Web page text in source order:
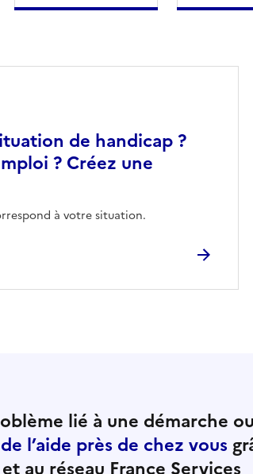
de handicap ?
? Créez une
à votre situation.
lié à une démarche
l’aide près de chez vous